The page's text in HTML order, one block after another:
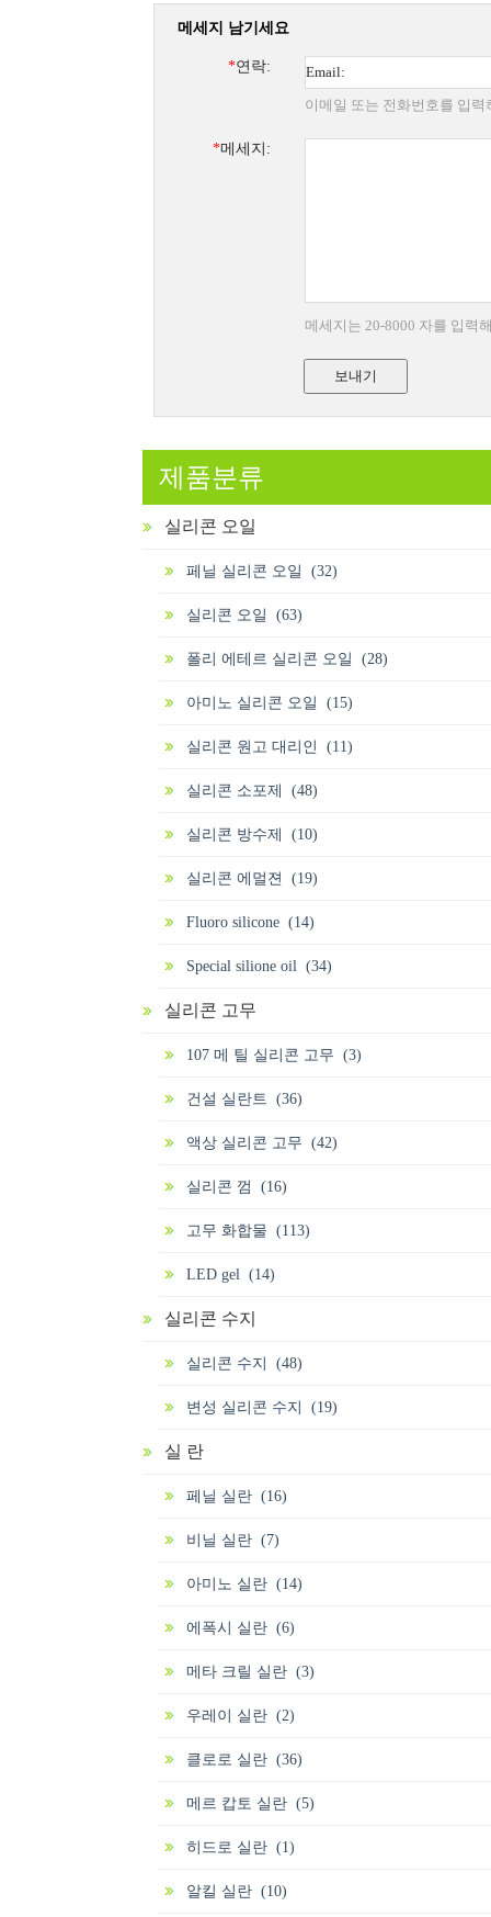
메세지 남기세요
*연락:
이메일 또는 전화번호를 입력
*메세지:
메세지는 20-8000 자를 입력
보내기
제품분류
실리콘 오일
페닐 실리콘 오일 (32)
실리콘 오일 (63)
폴리 에테르 실리콘 오일 (28)
아미노 실리콘 오일 (15)
실리콘 원고 대리인 (11)
실리콘 소포제 (48)
실리콘 방수제 (10)
실리콘 에멀젼 (19)
Fluoro silicone (14)
Special silione oil (34)
실리콘 고무
107 메 틸 실리콘 고무 (3)
건설 실란트 (36)
액상 실리콘 고무 (42)
실리콘 껌 (16)
고무 화합물 (113)
LED gel (14)
실리콘 수지
실리콘 수지 (48)
변성 실리콘 수지 (19)
실 란
페닐 실란 (16)
비닐 실란 (7)
아미노 실란 (14)
에폭시 실란 (6)
메타 크릴 실란 (3)
우레이 실란 (2)
클로로 실란 (36)
메르 캅토 실란 (5)
히드로 실란 (1)
알킬 실란 (10)